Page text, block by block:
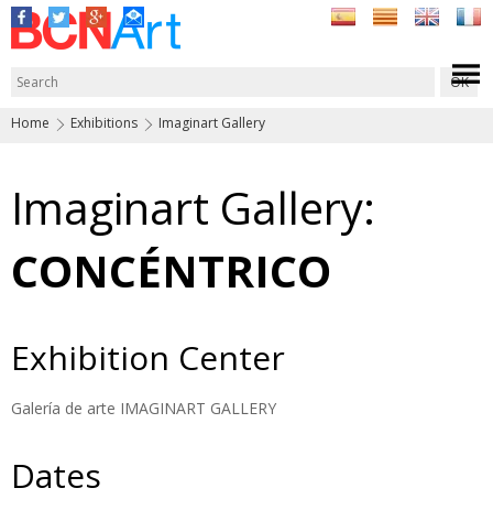
Home Exhibitions Imaginart Gallery
Imaginart Gallery:
CONCÉNTRICO
Exhibition Center
Galería de arte IMAGINART GALLERY
Dates